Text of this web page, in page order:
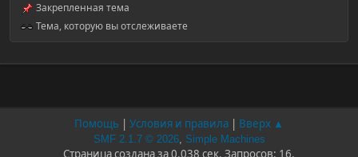
Закрепленная тема
Тема, которую вы отслеживаете
Помощь Условия и правила Вверх ▲
SMF 2.1.7 © 2026, Simple Machines
Страница создана за 0.038 сек. Запросов: 16.